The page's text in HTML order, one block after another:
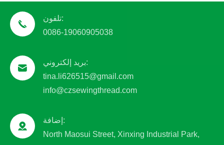
تلفون:
0086-19060905038
بريد إلكتروني:
tina.li626515@gmail.com
info@czsewingthread.com
إضافة:
North Maosui Street, Xinxing Industrial Park,